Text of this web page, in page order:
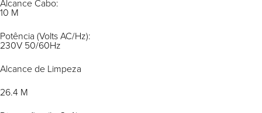
Alcance Cabo:
10 M
Potência (Volts AC/Hz):
230V 50/60Hz
Alcance de Limpeza
26.4 M